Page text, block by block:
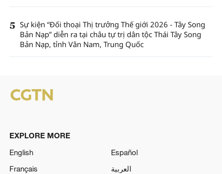
5 Sự kiện “Đối thoại Thị trưởng Thế giới 2026 - Tây Song
Bản Nạp” diễn ra tại châu tự trị dân tộc Thái Tây Song
Bản Nạp, tỉnh Vân Nam, Trung Quốc
EXPLORE MORE
English
Español
Français
العربية